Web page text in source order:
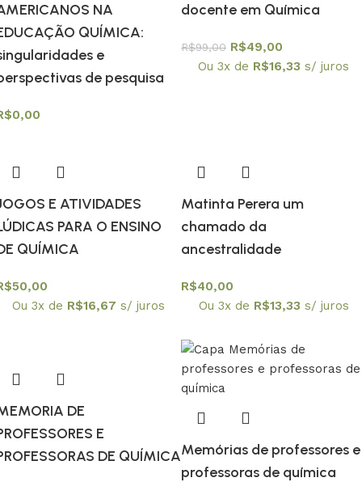
NA
QUÍMICA:
e
de pesquisa
0,00
docente em Química
R$99,00 R$49,00
Ou 3x de R$16,33 s/ juros
E ATIVIDADES
PARA O ENSINO
QUÍMICA
50,00
Ou 3x de R$16,67 s/ juros
Matinta Perera um
chamado da
ancestralidade
R$40,00
Ou 3x de R$13,33 s/ juros
DE
E
DE QUÍMICAMemórias de professores e
professoras de química